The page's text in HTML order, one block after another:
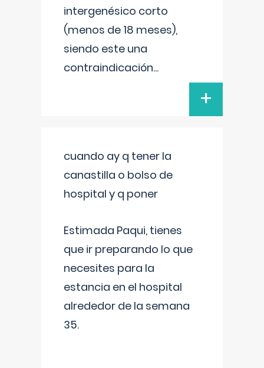
intergenésico corto
(menos de 18 meses),
siendo este una
contraindicación...
+
cuando ay q tener la
canastilla o bolso de
hospital y q poner
Estimada Paqui, tienes
que ir preparando lo que
necesites para la
estancia en el hospital
alrededor de la semana
35.